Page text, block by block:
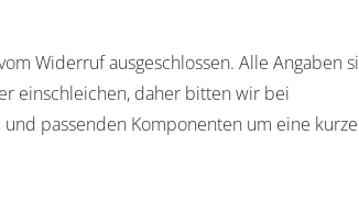
Widerruf ausgeschlossen. Alle Angaben
einschleichen, daher bitten wir bei
passenden Komponenten um eine kurze